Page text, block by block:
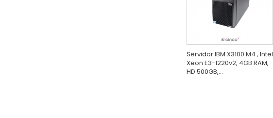
Servidor IBM X3100 M4 , Intel
Xeon E3-1220v2, 4GB RAM,
HD 500GB,...